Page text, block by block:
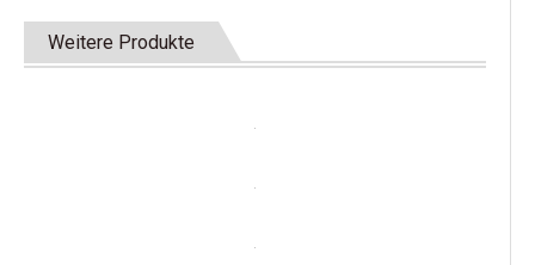
Weitere Produkte